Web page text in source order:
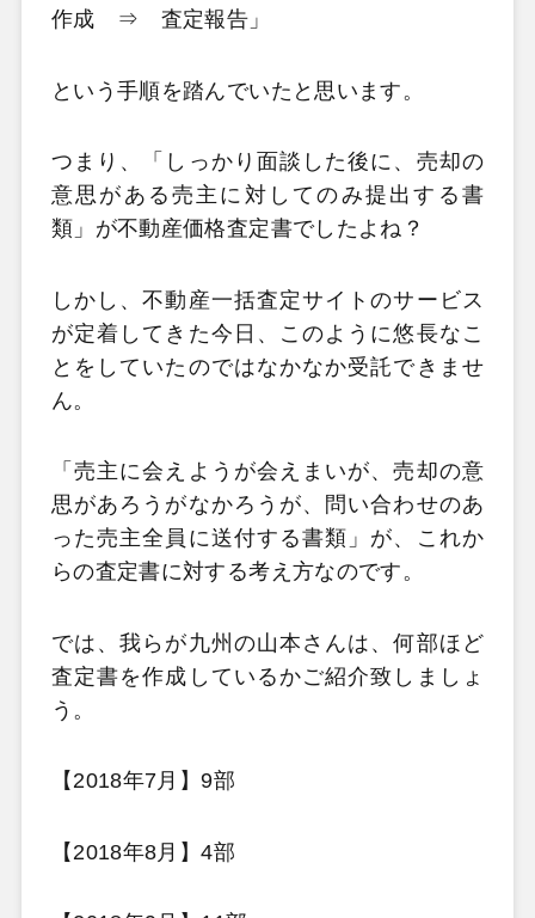
作成 ⇒ 査定報告」
という手順を踏んでいたと思います。
つまり、「しっかり面談した後に、売却の
意思がある売主に対してのみ提出する書
類」が不動産価格査定書でしたよね？
しかし、不動産一括査定サイトのサービス
が定着してきた今日、このように悠長なこ
とをしていたのではなかなか受託できませ
ん。
「売主に会えようが会えまいが、売却の意
思があろうがなかろうが、問い合わせのあ
った売主全員に送付する書類」が、これか
らの査定書に対する考え方なのです。
では、我らが九州の山本さんは、何部ほど
査定書を作成しているかご紹介致しましょ
う。
【2018年7月】9部
【2018年8月】4部